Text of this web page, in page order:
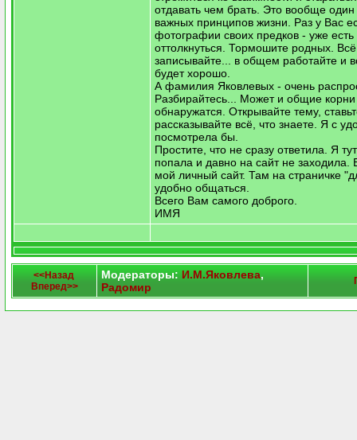
отдавать чем брать. Это вообще один
важных принципов жизни. Раз у Вас
фотографии своих предков - уже есть
оттолкнуться. Тормошите родных. Всё
записывайте... в общем работайте и
будет хорошо.
А фамилия Яковлевых - очень
Разбирайтесь... Может и общие
обнаружатся. Открывайте тему,
рассказывайте всё, что знаете. Я с
посмотрела бы.
Простите, что не сразу ответила. Я
попала и давно на сайт не заходила.
мой личный сайт. Там на страничке
удобно общаться.
Всего Вам самого доброго.
ИМЯ
<<Назад
Вперед>>
Модераторы: И.М.Яковлева,
Радомир